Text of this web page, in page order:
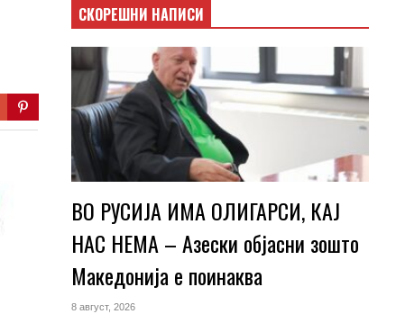
СКОРЕШНИ НАПИСИ
ВО РУСИЈА ИМА ОЛИГАРСИ, КАЈ
НАС НЕМА – Азески објасни зошто
Македонија е поинаква
8 август, 2026